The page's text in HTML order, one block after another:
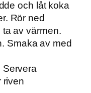
och låt koka
Rör ned
av värmen.
Smaka av med
Servera
riven